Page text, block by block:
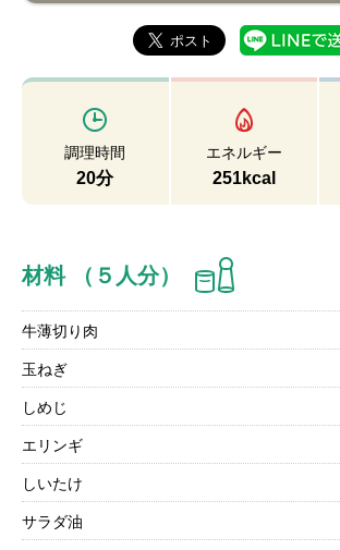
調理時間
20分
エネルギー
251kcal
材料 （５人分）
牛薄切り肉
玉ねぎ
しめじ
エリンギ
しいたけ
サラダ油